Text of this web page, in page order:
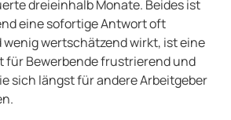
dreieinhalb Monate. Beides ist
eine sofortige Antwort oft
wertschätzend wirkt, ist eine
für Bewerbende frustrierend und
sich längst für andere Arbeitgeber